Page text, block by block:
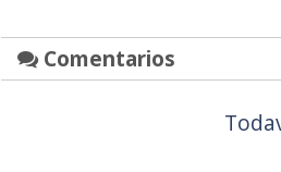
Comentarios